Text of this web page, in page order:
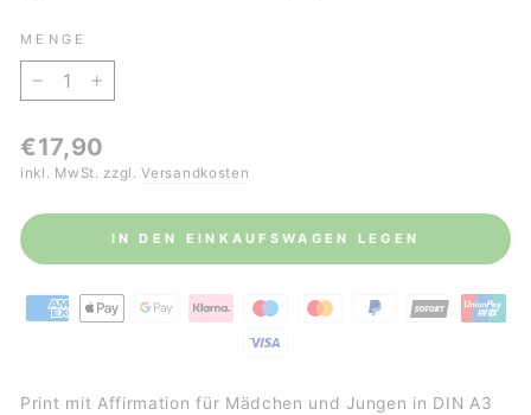
MENGE
Normaler
€17,90
inkl. MwSt. zzgl.Versandkosten
IN DEN EINKAUFSWAGEN LEGEN
Print mit Affirmation für Mädchen und Jungen in DIN A3